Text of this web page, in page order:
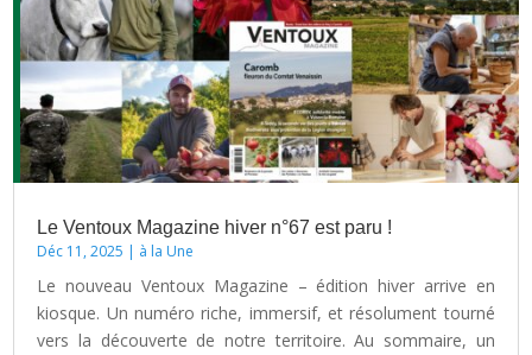
Le Ventoux Magazine hiver n°67 est paru !
Déc 11, 2025 | à la Une
Le nouveau Ventoux Magazine – édition hiver arrive en
kiosque. Un numéro riche, immersif, et résolument tourné
vers la découverte de notre territoire. Au sommaire, un